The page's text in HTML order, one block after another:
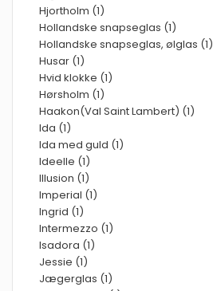
Hjortholm (1)
Hollandske snapseglas (1)
Hollandske snapseglas, ølglas (1)
Husar (1)
Hvid klokke (1)
Hørsholm (1)
Haakon(Val Saint Lambert) (1)
Ida (1)
Ida med guld (1)
Ideelle (1)
Illusion (1)
Imperial (1)
Ingrid (1)
Intermezzo (1)
Isadora (1)
Jessie (1)
Jægerglas (1)